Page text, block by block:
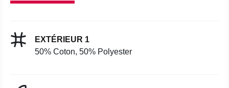
EXTÉRIEUR 1
50% Coton, 50% Polyester